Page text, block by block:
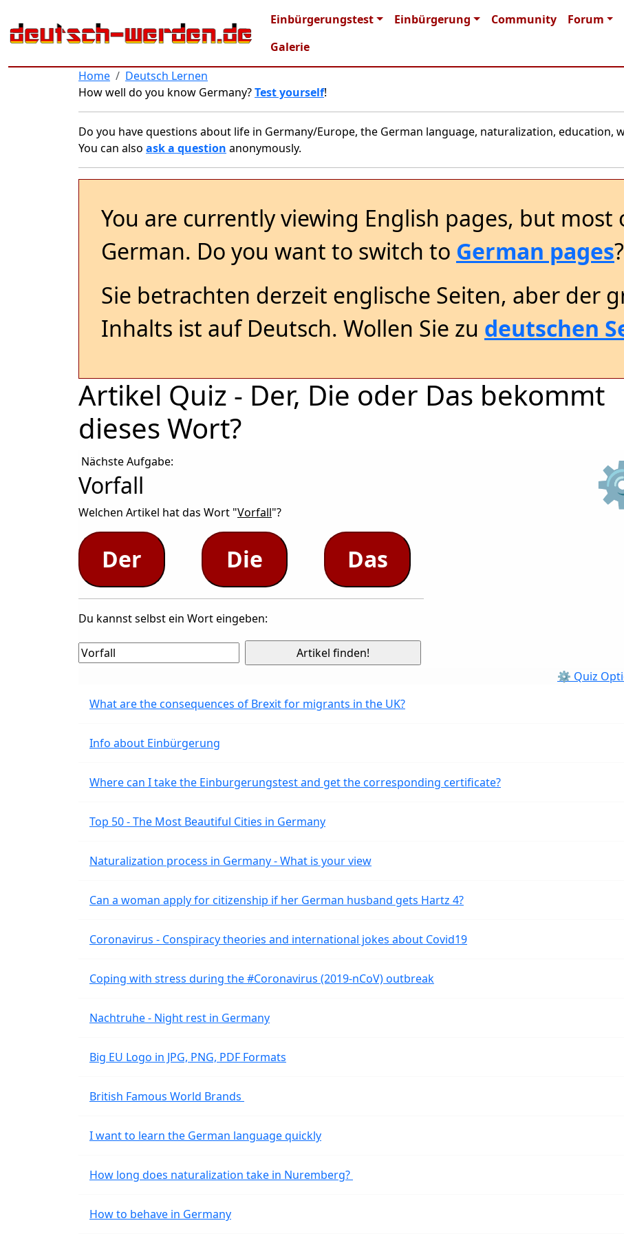
Main navigation
Einbürgerungstest Einbürgerung Community Forum
Galerie
Home
Deutsch Lernen
How well do you know Germany?Test yourself!
Do you have questions about life in Germany/Europe, the German language, naturalization, education,
You can also ask a question anonymously.
You are currently viewing English pages, but
German. Do you want to switch to German pages?
Sie betrachten derzeit englische Seiten, aber der
Inhalts ist auf Deutsch. Wollen Sie zu deutschen
Artikel Quiz - Der, Die oder Das bekommt
dieses Wort?
Nächste Aufgabe:
Vorfall
Welchen Artikel hat das Wort "Vorfall"?
Der Die Das
Du kannst selbst ein Wort eingeben:
⚙ Quiz
What are the consequences of Brexit for migrants in the UK?
Info about Einbürgerung
Where can I take the Einburgerungstest and get the corresponding certificate?
Top 50 - The Most Beautiful Cities in Germany
Naturalization process in Germany - What is your view
Can a woman apply for citizenship if her German husband gets Hartz 4?
Coronavirus - Conspiracy theories and international jokes about Covid19
Coping with stress during the #Coronavirus (2019-nCoV) outbreak
Nachtruhe - Night rest in Germany
Big EU Logo in JPG, PNG, PDF Formats
British Famous World Brands
I want to learn the German language quickly
How long does naturalization take in Nuremberg?
How to behave in Germany